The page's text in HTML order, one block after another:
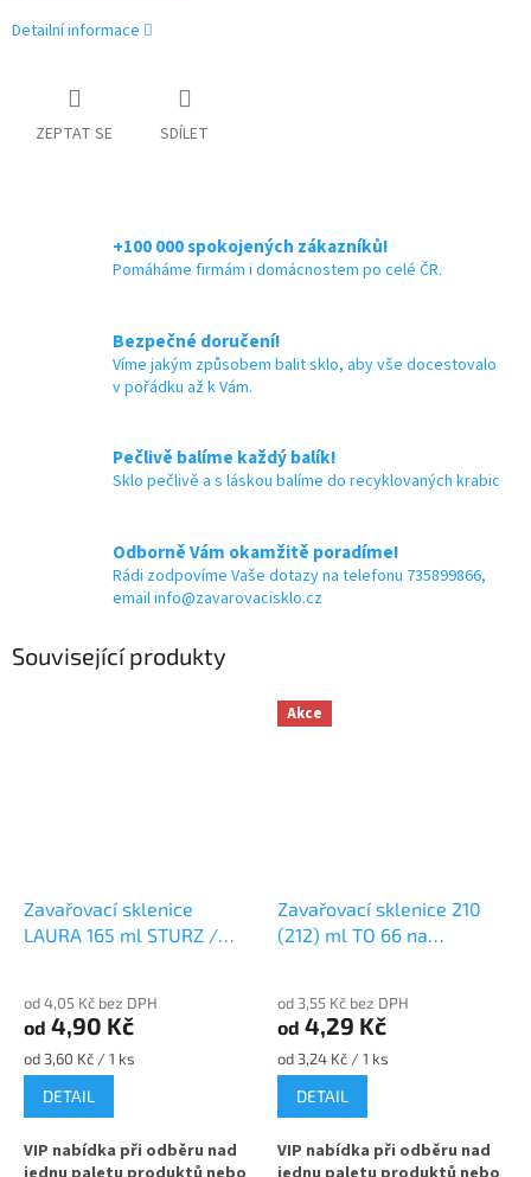
Detailní informace
ZEPTAT SE SDÍLET
+100 000 spokojených zákazníků!
Pomáháme firmám i domácnostem po celé ČR.
Bezpečné doručení!
Víme jakým způsobem balit sklo, aby vše docestovalo
v pořádku až k Vám.
Pečlivě balíme každý balík!
Sklo pečlivě a s láskou balíme do recyklovaných krabic
Odborně Vám okamžitě poradíme!
Rádi zodpovíme Vaše dotazy na telefonu 735899866,
email info@zavarovacisklo.cz
Související produkty
Zavařovací sklenice
LAURA 165 ml STURZ /
od 4,05 Kč bez DPH
od 4,90 Kč
Měrná
cena:
od 3,60 Kč / 1 ks
DETAIL
VIP nabídka při odběru nad
Akce
Zavařovací sklenice 210
(212) ml TO 66 na
od 3,55 Kč bez DPH
od 4,29 Kč
Měrná
cena:
od 3,24 Kč / 1 ks
DETAIL
VIP nabídka při odběru nad